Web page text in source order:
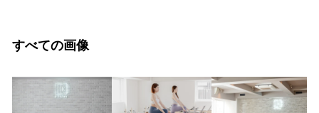
すべての画像